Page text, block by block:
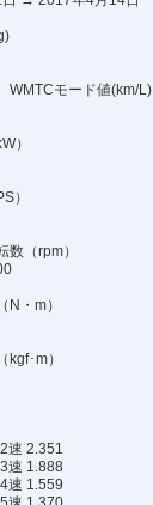
モード値(km/L)
）
）
数（rpm）
N・m）
kgf･m）
速 2.351
速 1.888
速 1.559